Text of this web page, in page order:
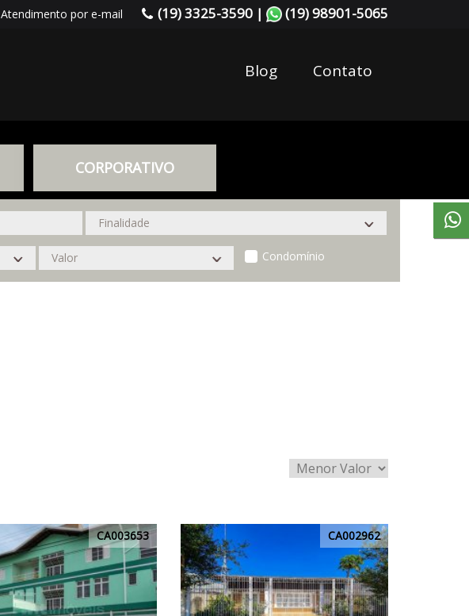
Atendimento por e-mail (19) 3325-3590 | (19) 98901-5065
Blog Contato
CORPORATIVO
Condomínio
CA003653 CA002962